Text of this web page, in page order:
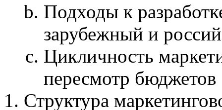
Подходы к
зарубежный и
Цикличность
пересмотр бюджетов
Структура